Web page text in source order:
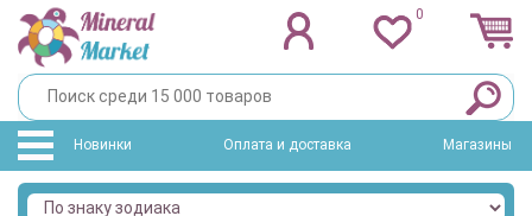
0
Новинки Оплата и доставка Магазины